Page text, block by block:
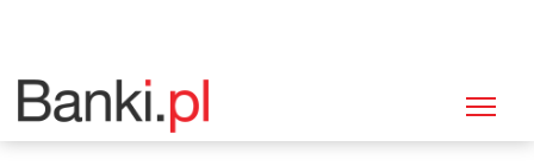
Strona główna
Bankomat Bank Polska Kasa Opieki (PEKAO SA), Włocławek, Zduńska 6-